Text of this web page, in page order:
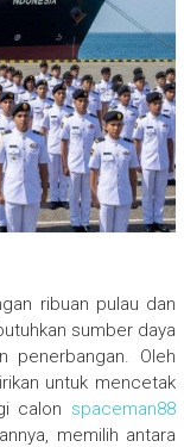
ribuan pulau dan
sumber daya
penerbangan. Oleh
untuk mencetak
calon spaceman88
memilih antara